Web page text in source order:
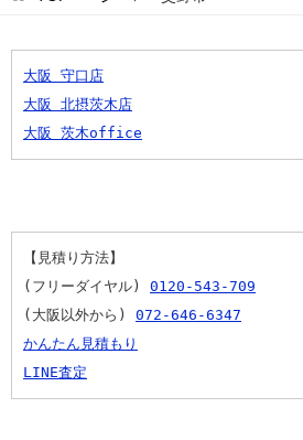
大阪 守口店
大阪 北摂茨木店
大阪 茨木office
【見積り方法】
(フリーダイヤル) 0120-543-709
(大阪以外から) 072-646-6347
かんたん見積もり
LINE査定